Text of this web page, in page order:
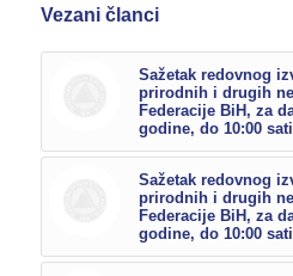
Vezani članci
Sažetak redovnog
prirodnih i drugih
Federacije BiH, za
godine, do 10:00 sati
Sažetak redovnog
prirodnih i drugih
Federacije BiH, za
godine, do 10:00 sati